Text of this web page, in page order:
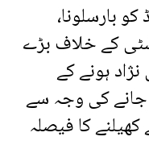
بارسلونا،
سٹی کے خلاف بڑے
ہونے کے
جانے کی وجہ سے
کا فیصلہ